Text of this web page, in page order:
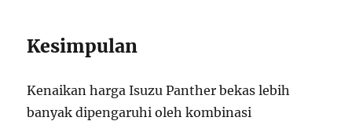
Kesimpulan
Kenaikan harga Isuzu Panther bekas lebih
banyak dipengaruhi oleh kombinasi